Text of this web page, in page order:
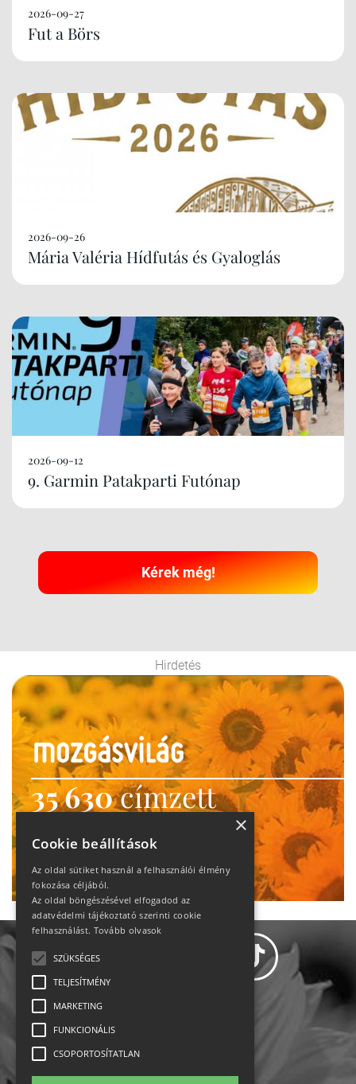
2026-09-27
Fut a Börs
2026-09-26
Mária Valéria Hídfutás és Gyaloglás
2026-09-12
9. Garmin Patakparti Futónap
Kérek még!
Hirdetés
35 630címzett
heti motiváció
Ne maradj le!
Állásajánlatok
×
Cookie beállítások
Az oldal sütiket használ a felhasználói élmény
fokozása céljából.
Az oldal böngészésével elfogadod az
adatvédelmi tájékoztató szerinti cookie
felhasználást. Tovább olvasok
SZÜKSÉGES
TELJESÍTMÉNY
MARKETING
FUNKCIONÁLIS
CSOPORTOSÍTATLAN